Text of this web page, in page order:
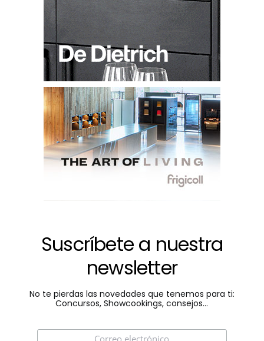
Suscríbete a nuestra
newsletter
No te pierdas las novedades que tenemos para ti:
Concursos, Showcookings, consejos...